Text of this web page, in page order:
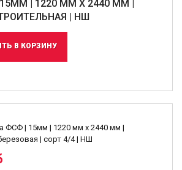
требуются пиломатериалы, достаточно
материалов оптом обеспечит
и долговечность каждого проекта.
| 1220 ММ Х 2440 ММ |
| НШ